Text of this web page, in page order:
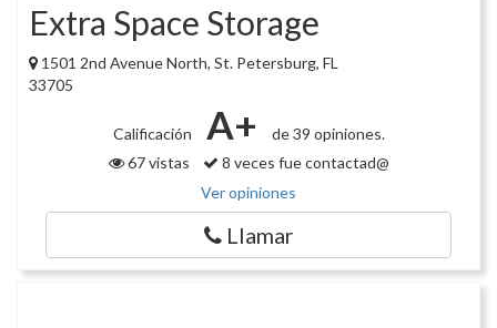
Extra Space Storage
1501 2nd Avenue North, St. Petersburg, FL
33705
Calificación A+
de 39 opiniones.
67 vistas
8 veces fue contactad@
Ver opiniones
Llamar